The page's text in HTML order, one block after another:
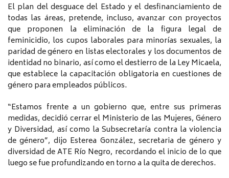
El plan del desguace del Estado y el desfinanciamiento de
todas las áreas, pretende, incluso, avanzar con proyectos
que proponen la eliminación de la figura legal de
feminicidio, los cupos laborales para minorías sexuales, la
paridad de género en listas electorales y los documentos de
identidad no binario, así como el destierro de la Ley Micaela,
que establece la capacitación obligatoria en cuestiones de
género para empleados públicos.
“Estamos frente a un gobierno que, entre sus primeras
medidas, decidió cerrar el Ministerio de las Mujeres, Género
y Diversidad, así como la Subsecretaría contra la violencia
de género”, dijo Esterea González, secretaria de género y
diversidad de ATE Río Negro, recordando el inicio de lo que
luego se fue profundizando en torno a la quita de derechos.